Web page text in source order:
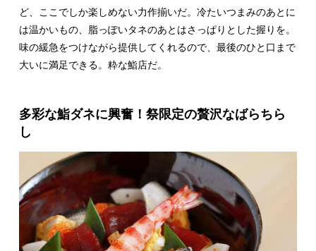
ど、ここでしか楽しめない力作揃いだ。冷たいつまみのあとに
は温かいもの、脂っぽいタネのあとはさっぱりとした握りを。
味の緩急をつけながら提供してくれるので、最後のひと口まで
大いに満足できる。粋な鮨店だ。
多彩な鮨ダネに興奮！祭限定の贅沢なばらちら
し